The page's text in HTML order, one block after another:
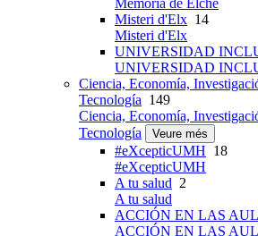
Memoria de Elche
Misteri d'Elx 14
Misteri d'Elx
UNIVERSIDAD
UNIVERSIDAD
Ciencia, Economía,
Tecnología 149
Ciencia, Economía,
Tecnología
Veure més
#eXcepticUMH 18
#eXcepticUMH
A tu salud 2
A tu salud
ACCIÓN EN LAS
ACCIÓN EN LAS